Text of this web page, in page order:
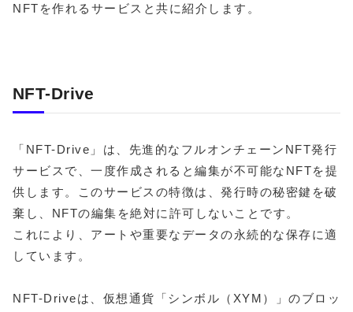
NFTを作れるサービスと共に紹介します。
NFT-Drive
「NFT-Drive」は、先進的なフルオンチェーンNFT発行
サービスで、一度作成されると編集が不可能なNFTを提
供します。このサービスの特徴は、発行時の秘密鍵を破
棄し、NFTの編集を絶対に許可しないことです。
これにより、アートや重要なデータの永続的な保存に適
しています。
NFT-Driveは、仮想通貨「シンボル（XYM）」のブロッ